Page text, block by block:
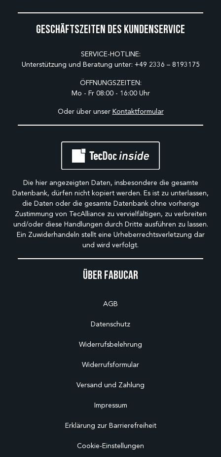
Über Fabucar
AGB
Datenschutz
Widerrufsbelehrung
Widerrufsformular
Versand und Zahlung
Impressum
Erklärung zur Barrierefreiheit
Cookie-Einstellungen
Geschäftszeiten des Kundenservice
SERVICE-HOTLINE:
Unterstützung und Beratung unter: +49 2336 – 8193175
ÖFFNUNGSZEITEN:
Mo - Fr 08:00 - 16:00 Uhr
Oder über unser Kontaktformular
Die hier angezeigten Daten, insbesondere die gesamte
Datenbank, dürfen nicht kopiert werden. Es ist zu unterlassen,
die Daten oder die gesamte Datenbank ohne vorherige
Zustimmung von TecAlliance zu vervielfältigen, zu verbreiten
und/oder diese Handlungen durch Dritte ausführen zu lassen.
Ein Zuwiderhandeln stellt eine Urheberrechtsverletzung dar
und wird verfolgt.